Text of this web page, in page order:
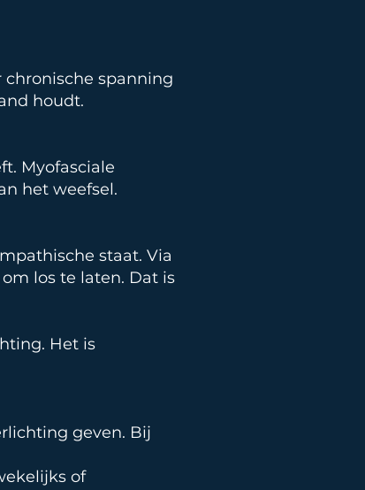
spanning
houdt.
Myofasciale
het weefsel.
staat. Via
los te laten. Dat is
Het is
geven. Bij
of